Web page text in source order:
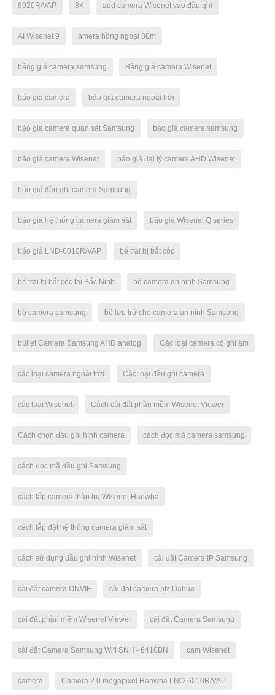
6020R/VAP 8K add camera Wisenet vào đầu ghi
AI Wisenet 9 amera hồng ngoại 80m
bảng giá camera samsung Bảng giá camera Wisenet
báo giá camera báo giá camera ngoài trời
báo giá camera quan sát Samsung báo giá camera samsung
báo giá camera Wisenet báo giá đại lý camera AHD Wisenet
báo giá đầu ghi camera Samsung
báo giá hệ thống camera giám sát báo giá Wisenet Q series
báo giá LND-6010R/VAP bé trai bị bắt cóc
bé trai bị bắt cóc tại Bắc Ninh bộ camera an ninh Samsung
bộ camera samsung bộ lưu trữ cho camera an ninh Samsung
bullet Camera Samsung AHD analog Các loại camera có ghi âm
các loại camera ngoài trời Các loại đầu ghi camera
các loại Wisenet Cách cài đặt phần mềm Wisenet Viewer
Cách chọn đầu ghi hình camera cách đọc mã camera samsung
cách đọc mã đầu ghi Samsung
cách lắp camera thân trụ Wisenet Hanwha
cách lắp đặt hệ thống camera giám sát
cách sử dụng đầu ghi hình Wisenet cài đặt Camera IP Samsung
cài đặt camera ONVIF cài đặt camera ptz Dahua
cài đặt phần mềm Wisenet Viewer cài đặt Camera Samsung
cài đặt Camera Samsung Wifi SNH - 6410BN cam Wisenet
camera Camera 2.0 megapixel Hanwha LNO-6010R/VAP